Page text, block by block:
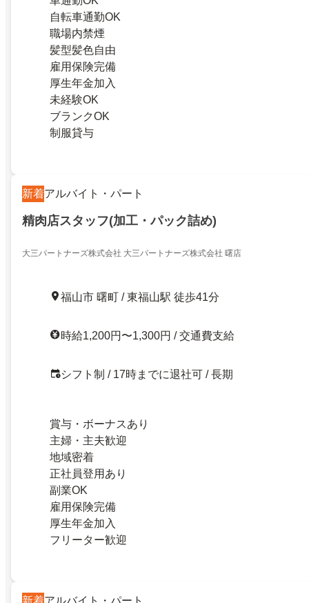
自転車通勤OK
職場内禁煙
髪型髪色自由
雇用保険完備
厚生年金加入
未経験OK
ブランクOK
制服貸与
新着アルバイト・パート
精肉店スタッフ(加工・パック詰め)
大三パートナーズ株式会社 大三パートナーズ株式会社 曙店
福山市 曙町 / 東福山駅 徒歩41分
時給1,200円〜1,300円 / 交通費支給
シフト制 / 17時までに退社可 / 長期
賞与・ボーナスあり
主婦・主夫歓迎
地域密着
正社員登用あり
副業OK
雇用保険完備
厚生年金加入
フリーター歓迎